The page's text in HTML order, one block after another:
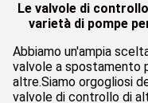
Le valvole di
varietà di pompe
Abbiamo un'ampia
valvole a spostamento
altre.Siamo orgogliosi
valvole di controllo di